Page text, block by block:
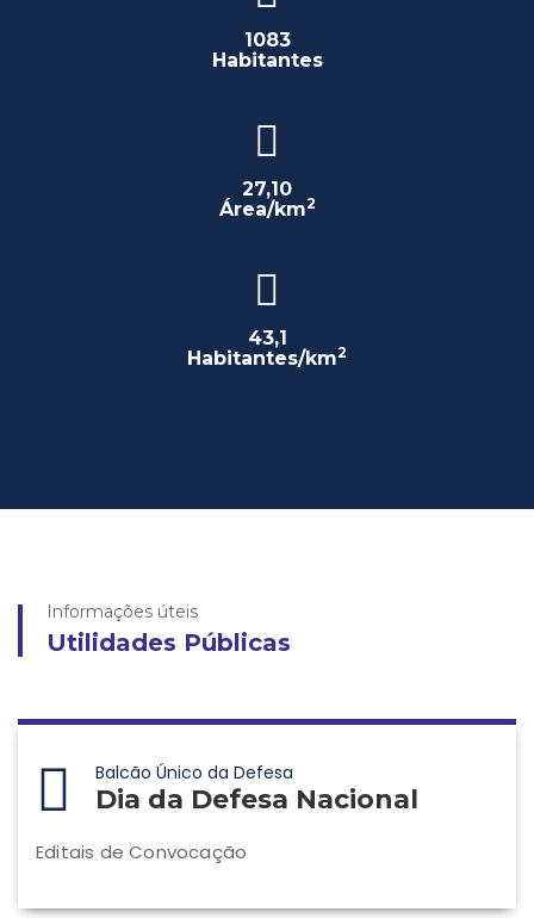
1083
Habitantes
27,10
Área/km2
43,1
Habitantes/km2
Informações úteis
Utilidades Públicas
Balcão Único da Defesa
Dia da Defesa Nacional
Editais de Convocação